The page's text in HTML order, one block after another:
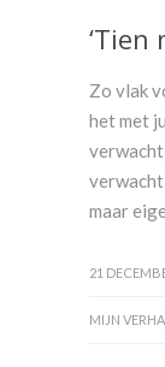
‘Tien
Zo vlak
het met
maar
21
MIJN